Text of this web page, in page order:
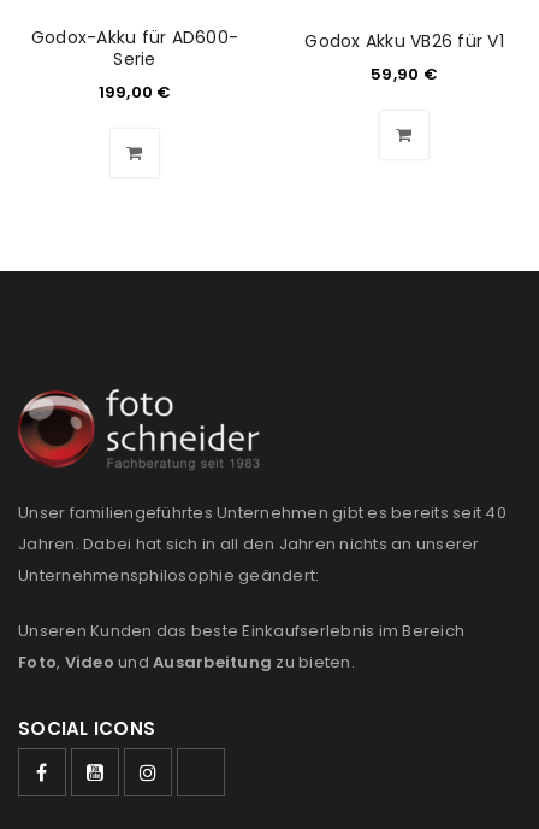
ANMELDEN
Anmeldeformular geschützt durch
PASSWORT VERGESSEN?
REGISTRIEREN
Godox-Akku für AD600-
Serie
199,00 €
Godox Akku VB26 für V1
59,90 €
Unser familiengeführtes Unternehmen gibt es bereits seit 40
Jahren. Dabei hat sich in all den Jahren nichts an unserer
Unternehmensphilosophie geändert:
Unseren Kunden das beste Einkaufserlebnis im Bereich
Foto, Video und Ausarbeitung zu bieten.
SOCIAL ICONS